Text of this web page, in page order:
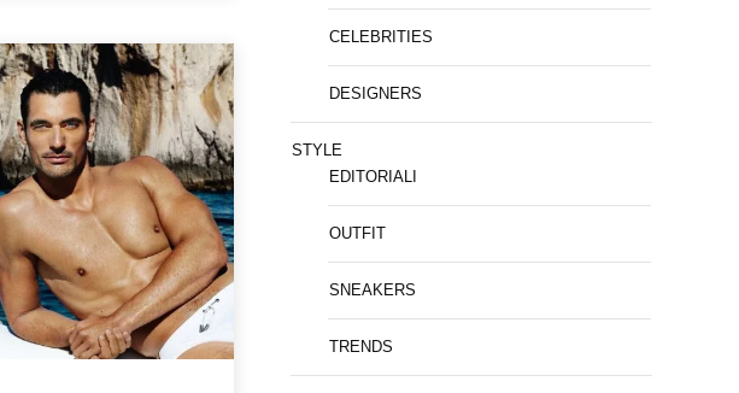
CELEBRITIES
DESIGNERS
STYLE
EDITORIALI
OUTFIT
SNEAKERS
TRENDS